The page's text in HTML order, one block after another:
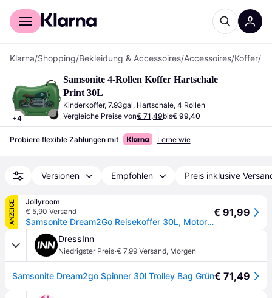
Für Shopper
Klarna/Shopping/Bekleidung & Accessoires/Accessoires/Koffer/
+4
Samsonite 4-Rollen Koffer Hartschale
Print 30L
Kinderkoffer, 7.93gal, Hartschale, 4 Rollen
Vergleiche Preise von€ 71,49bis€ 99,40
Probiere flexible Zahlungen mit Lerne wie
Versionen Empfohlen Preis inklusive
ANZEIGE
Jollyroom
€ 5,90 Versand
Samsonite Dream2Go Reisekoffer 30L, Motorbike
€ 91,99
DressInn
Niedrigster Preis·€ 7,99 Versand, Morgen
Samsonite Dream2go Spinner 30l Trolley Bag Grün€ 71,49